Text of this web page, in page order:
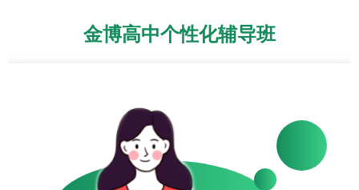
金博高中个性化辅导班